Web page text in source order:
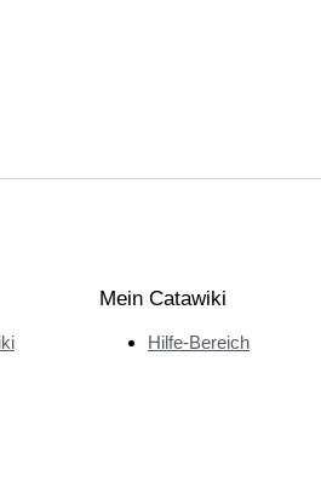
Mein Catawiki
Hilfe-Bereich